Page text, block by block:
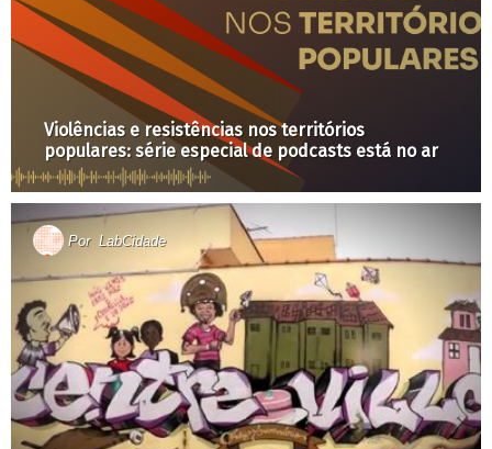
Violências e resistências nos territórios
populares: série especial de podcasts está no ar
Por LabCidade